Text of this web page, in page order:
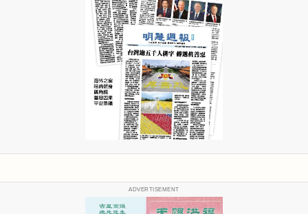
ADVERTISEMENT